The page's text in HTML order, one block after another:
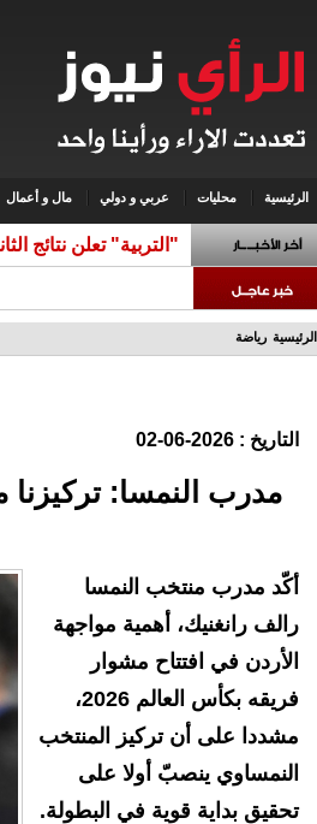
الرئيسية محليات عربي و دولي مال و أعمال
"التربية" تعلن نتائج
الرئيسية رياضة
التاريخ : 2026-06-02
مدرب النمسا:
أكّد مدرب منتخب النمسا
رالف رانغنيك، أهمية مواجهة
الأردن في افتتاح مشوار
فريقه بكأس العالم 2026،
مشددا على أن تركيز المنتخب
النمساوي ينصبّ أولا على
تحقيق بداية قوية في البطولة.